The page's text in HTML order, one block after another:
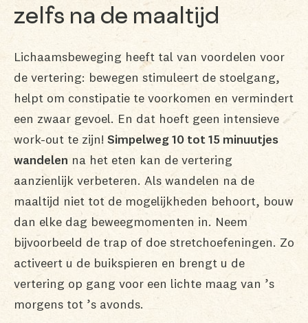
zelfs na de maaltijd
Lichaamsbeweging heeft tal van voordelen voor
de vertering: bewegen stimuleert de stoelgang,
helpt om constipatie te voorkomen en vermindert
een zwaar gevoel. En dat hoeft geen intensieve
work-out te zijn! Simpelweg 10 tot 15 minuutjes
wandelen na het eten kan de vertering
aanzienlijk verbeteren. Als wandelen na de
maaltijd niet tot de mogelijkheden behoort, bouw
dan elke dag beweegmomenten in. Neem
bijvoorbeeld de trap of doe stretchoefeningen. Zo
activeert u de buikspieren en brengt u de
vertering op gang voor een lichte maag van ’s
morgens tot ’s avonds.